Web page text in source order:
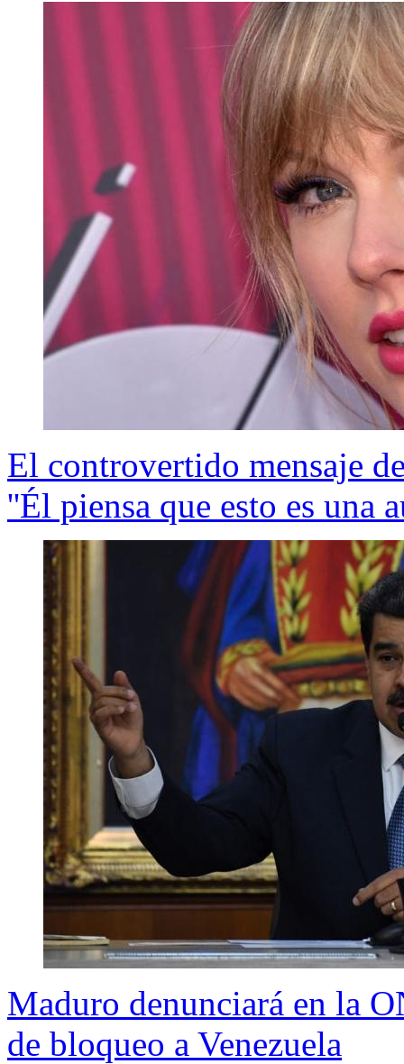
El controvertido mensaje
''Él piensa que esto es una
Maduro denunciará en la
de bloqueo a Venezuela